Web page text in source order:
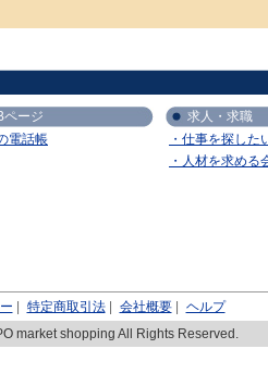
ページ
電話帳
求人・求職
・仕事を探した
・人材を求める
特定商取引法| 会社概要|
ヘルプ
market shopping All Rights Reserved.